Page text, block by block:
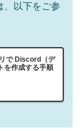
、以下をご参
で Discord（デ
を作成する手順